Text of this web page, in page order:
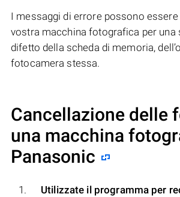
I messaggi di errore possono
vostra macchina fotografica per una
difetto della scheda di memoria,
fotocamera stessa.
Cancellazione delle
una macchina
Panasonic
Utilizzate il programma per